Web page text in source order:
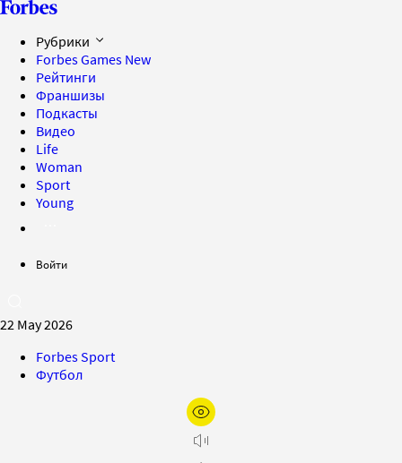
Рубрики
Forbes Games New
Рейтинги
Франшизы
Подкасты
Видео
Life
Woman
Sport
Young
Войти
22 May 2026
Forbes Sport
Футбол